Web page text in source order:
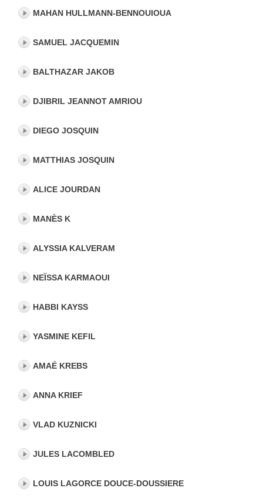
MAHAN HULLMANN-BENNOUIOUA
SAMUEL JACQUEMIN
BALTHAZAR JAKOB
DJIBRIL JEANNOT AMRIOU
DIEGO JOSQUIN
MATTHIAS JOSQUIN
ALICE JOURDAN
MANÈS K
ALYSSIA KALVERAM
NEÏSSA KARMAOUI
HABBI KAYSS
YASMINE KEFIL
AMAÉ KREBS
ANNA KRIEF
VLAD KUZNICKI
JULES LACOMBLED
LOUIS LAGORCE DOUCE-DOUSSIERE